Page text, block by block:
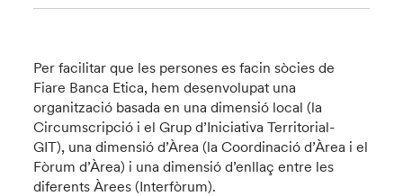
Per facilitar que les persones es facin sòcies de
Fiare Banca Etica, hem desenvolupat una
organització basada en una dimensió local (la
Circumscripció i el Grup d’Iniciativa Territorial-
GIT), una dimensió d’Àrea (la Coordinació d’Àrea i el
Fòrum d’Àrea) i una dimensió d’enllaç entre les
diferents Àrees (Interfòrum).